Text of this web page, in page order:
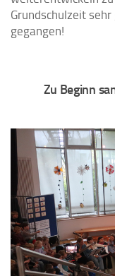
Grundschulzeit
gegangen!
Zu Beginn